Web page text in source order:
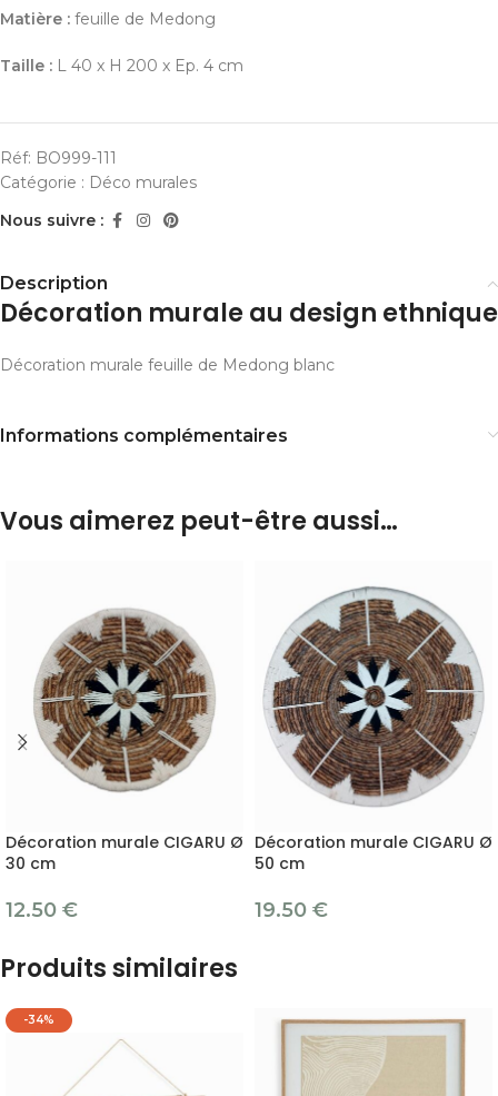
Matière : feuille de Medong
Taille : L 40 x H 200 x Ep. 4 cm
Réf: BO999-111
Catégorie : Déco murales
Nous suivre :
Description
Décoration murale au design ethnique
Décoration murale feuille de Medong blanc
Informations complémentaires
Vous aimerez peut-être aussi…
Décoration murale CIGARU Ø
30 cm
12.50 €
Décoration murale CIGARU Ø
50 cm
19.50 €
Produits similaires
-34%